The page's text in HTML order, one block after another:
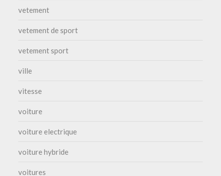
vetement
vetement de sport
vetement sport
ville
vitesse
voiture
voiture electrique
voiture hybride
voitures